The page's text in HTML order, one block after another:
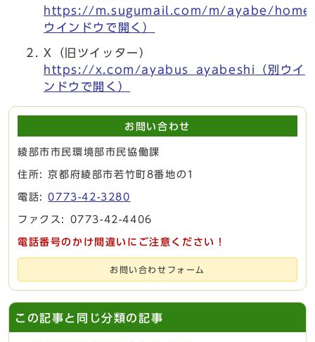
https://m.sugumail.com/m/ayabe/home
ウインドウで開く）
X（旧ツイッター）
https://x.com/ayabus_ayabeshi
（別ウイ
ンドウで開く）
お問い合わせ
綾部市市民環境部市民協働課
住所: 京都府綾部市若竹町8番地の1
電話:0773-42-3280
ファクス: 0773-42-4406
電話番号のかけ間違いにご注意ください！
お問い合わせフォーム
この記事と同じ分類の記事